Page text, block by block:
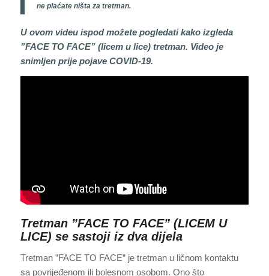
ne plaćate ništa za tretman.
U ovom videu ispod možete pogledati kako izgleda
”FACE TO FACE” (licem u lice) tretman. Video je
snimljen prije pojave COVID-19.
Tretman ”FACE TO FACE” (LICEM U
LICE) se sastoji iz dva dijela
Tretman ”FACE TO FACE” je tretman u ličnom kontaktu
sa povrijeđenom ili bolesnom osobom. Ono što